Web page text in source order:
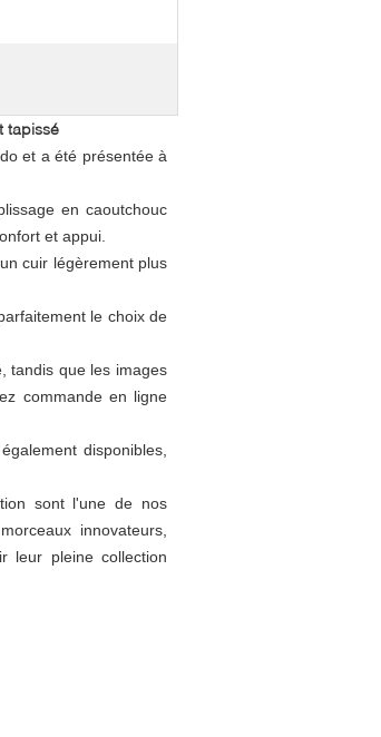
tapissé
et a été présentée à
en caoutchouc
et appui.
cuir légèrement plus
le choix de
tandis que les images
commande en ligne
disponibles,
sont l'une de nos
innovateurs,
leur pleine collection